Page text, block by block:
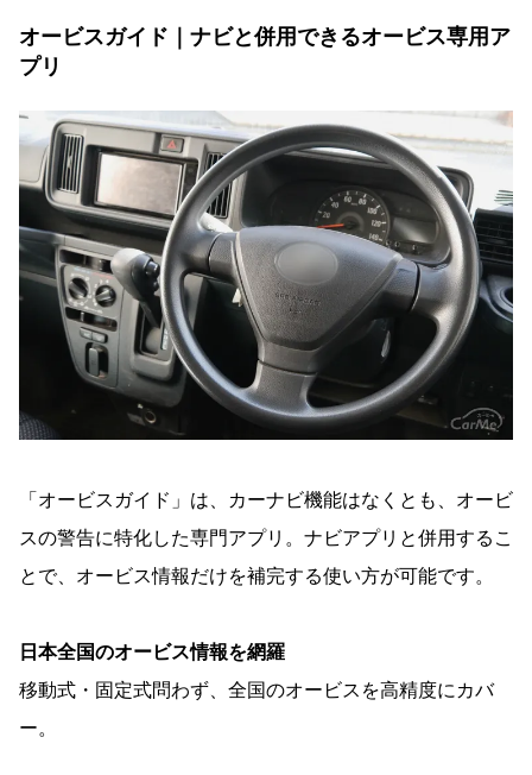
オービスガイド｜ナビと併用できるオービス専用ア
プリ
「オービスガイド」は、カーナビ機能はなくとも、オービ
スの警告に特化した専門アプリ。ナビアプリと併用するこ
とで、オービス情報だけを補完する使い方が可能です。
日本全国のオービス情報を網羅
移動式・固定式問わず、全国のオービスを高精度にカバ
ー。